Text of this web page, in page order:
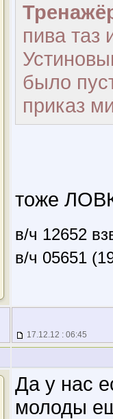
пива таз
было
приказ
тоже
в/ч 12652
в/ч 05651
17.12.12 : 06:45
Да у нас
молоды